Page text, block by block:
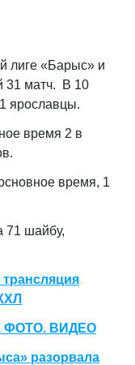
лиге «Барыс» и
31 матч. В 10
ярославцы.
время 2 в
время, 1
71 шайбу,
ФОТО. ВИДЕО
разорвала